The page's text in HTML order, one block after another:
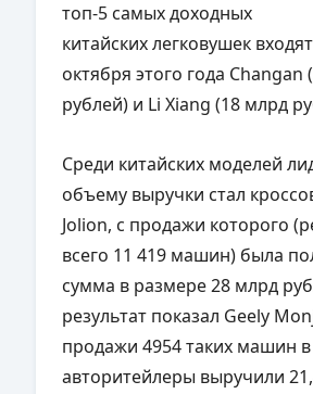
топ-5 самых доходных
китайских легковушек
октября этого года Changan
рублей) и Li Xiang (18 млрд
Среди китайских моделей
объему выручки стал
Jolion, с продажи которого
всего 11 419 машин) была
сумма в размере 28 млрд
результат показал Geely
продажи 4954 таких машин
авторитейлеры выручили